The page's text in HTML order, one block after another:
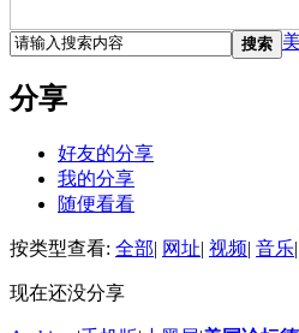
搜索
分享
好友的分享
我的分享
随便看看
按类型查看: 全部| 网址| 视频| 音乐|
现在还没分享